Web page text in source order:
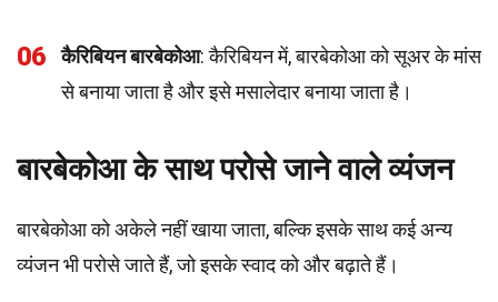
06 कैरिबियन बारबेकोआ: कैरिबियन में, बारबेकोआ को सूअर के मांस
से बनाया जाता है और इसे मसालेदार बनाया जाता है।
बारबेकोआ के साथ परोसे जाने वाले व्यंजन
बारबेकोआ को अकेले नहीं खाया जाता, बल्कि इसके साथ कई अन्य
व्यंजन भी परोसे जाते हैं, जो इसके स्वाद को और बढ़ाते हैं।